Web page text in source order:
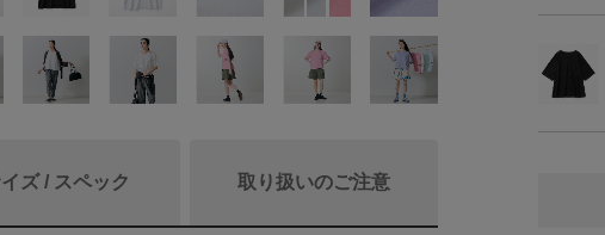
ズ / スペック 取り扱いのご注意